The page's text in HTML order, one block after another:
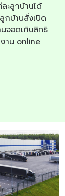
ะลูกบ้านได้
กบ้านสั่งเปิด
จอดเกินสิทธิ
งาน online